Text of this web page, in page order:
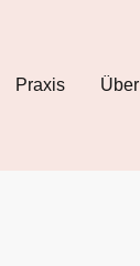
Praxis